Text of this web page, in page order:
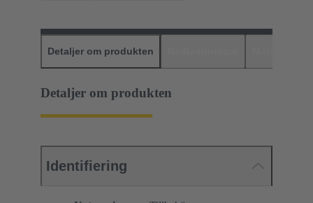
Detaljer om produkten
Detaljer om produkten
Identifiering